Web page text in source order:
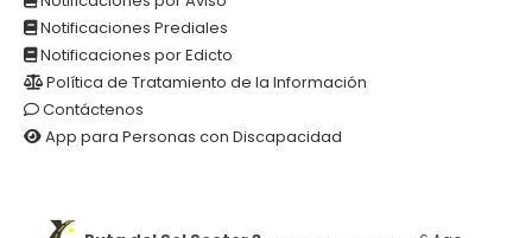
Notificaciones Prediales
Notificaciones por Edicto
Política de Tratamiento de la Información
Contáctenos
App para Personas con Discapacidad